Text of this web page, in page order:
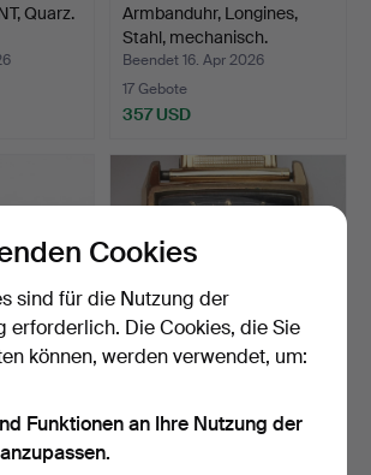
Quarz.
Armbanduhr, Longines,
Stahl, mechanisch.
Beendet 16. Apr 2026
17 Gebote
357 USD
ARMBANDUHREN. Eine
CERTINA, Waterking, ver…
Cookies
sind für die Nutzung der
erforderlich. Die Cookies, die Sie
können, werden verwendet, um:
Funktionen an Ihre Nutzung der